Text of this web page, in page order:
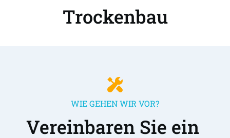
Trockenbau
WIE GEHEN WIR VOR?
Vereinbaren Sie ein